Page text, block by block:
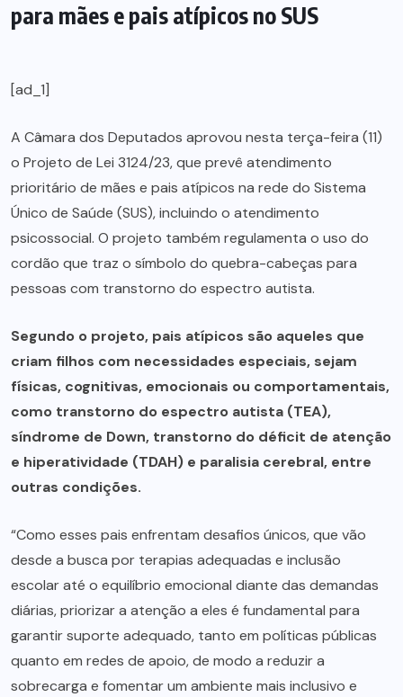
para mães e pais atípicos no SUS
[ad_1]
A Câmara dos Deputados aprovou nesta terça-feira (11)
o Projeto de Lei 3124/23, que prevê atendimento
prioritário de mães e pais atípicos na rede do Sistema
Único de Saúde (SUS), incluindo o atendimento
psicossocial. O projeto também regulamenta o uso do
cordão que traz o símbolo do quebra-cabeças para
pessoas com transtorno do espectro autista.
Segundo o projeto, pais atípicos são aqueles que
criam filhos com necessidades especiais, sejam
físicas, cognitivas, emocionais ou comportamentais,
como transtorno do espectro autista (TEA),
síndrome de Down, transtorno do déficit de atenção
e hiperatividade (TDAH) e paralisia cerebral, entre
outras condições.
“Como esses pais enfrentam desafios únicos, que vão
desde a busca por terapias adequadas e inclusão
escolar até o equilíbrio emocional diante das demandas
diárias, priorizar a atenção a eles é fundamental para
garantir suporte adequado, tanto em políticas públicas
quanto em redes de apoio, de modo a reduzir a
sobrecarga e fomentar um ambiente mais inclusivo e